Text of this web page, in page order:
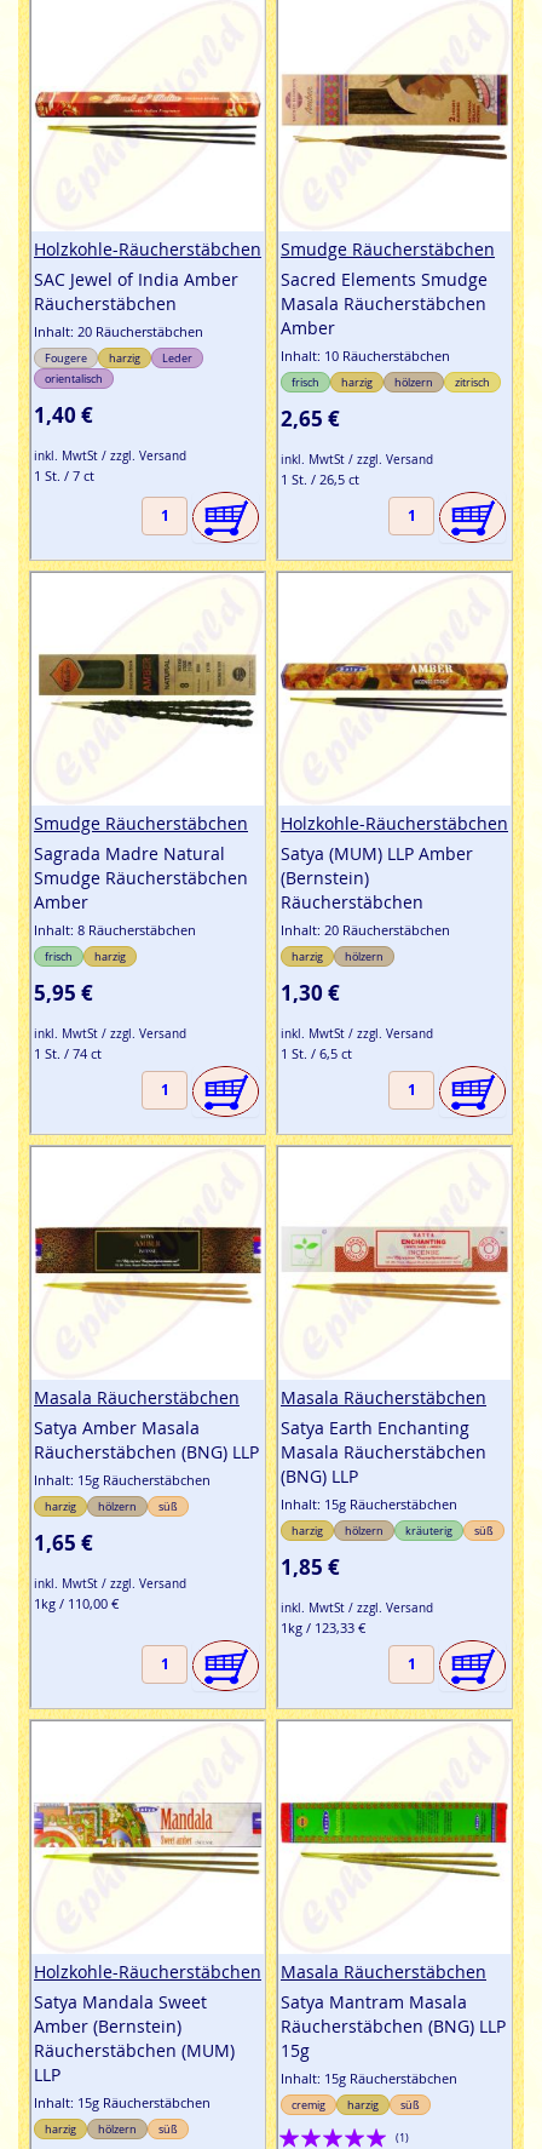
Holzkohle-Räucherstäbchen
SAC Jewel of India Amber
Räucherstäbchen
Inhalt: 20 Räucherstäbchen
Fougere harzig
Leder
orientalisch
1,40 €
inkl. MwtSt / zzgl. Versand
1 St. / 7 ct
Smudge Räucherstäbchen
Sacred Elements Smudge
Masala Räucherstäbchen
Amber
Inhalt: 10 Räucherstäbchen
frisch harzig hölzern zitrisch
2,65 €
inkl. MwtSt / zzgl. Versand
1 St. / 26,5 ct
Smudge Räucherstäbchen
Sagrada Madre Natural
Smudge Räucherstäbchen
Amber
Inhalt: 8 Räucherstäbchen
frisch harzig
5,95 €
inkl. MwtSt / zzgl. Versand
1 St. / 74 ct
Holzkohle-Räucherstäbchen
Satya (MUM) LLP Amber
(Bernstein)
Räucherstäbchen
Inhalt: 20 Räucherstäbchen
harzig hölzern
1,30 €
inkl. MwtSt / zzgl. Versand
1 St. / 6,5 ct
Masala Räucherstäbchen
Satya Amber Masala
Räucherstäbchen (BNG) LLP
Inhalt: 15g Räucherstäbchen
harzig hölzern süß
1,65 €
inkl. MwtSt / zzgl. Versand
1kg / 110,00 €
Masala Räucherstäbchen
Satya Earth Enchanting
Masala Räucherstäbchen
(BNG) LLP
Inhalt: 15g Räucherstäbchen
harzig hölzern kräuterig süß
1,85 €
inkl. MwtSt / zzgl. Versand
1kg / 123,33 €
Holzkohle-Räucherstäbchen
Satya Mandala Sweet
Amber (Bernstein)
Räucherstäbchen (MUM)
LLP
Inhalt: 15g Räucherstäbchen
harzig hölzern süß
Masala Räucherstäbchen
Satya Mantram Masala
Räucherstäbchen (BNG) LLP
15g
Inhalt: 15g Räucherstäbchen
cremig harzig süß
Bewertung:
(1)